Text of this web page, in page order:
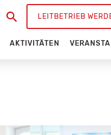
SuchenLEITBETRIEB
AKTIVITÄTEN